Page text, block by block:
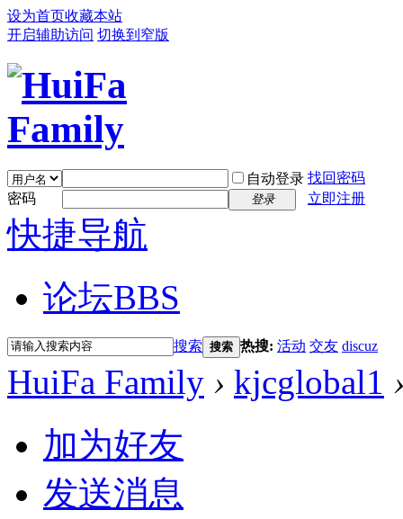
设为首页收藏本站
开启辅助访问 切换到窄版
自动登录 找回密码
密码
登录 立即注册
快捷导航
论坛BBS
搜索 搜索 热搜: 活动 交友 discuz
HuiFa Family › kjcglobal1
加为好友
发送消息